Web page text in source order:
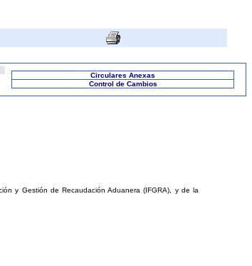
Circulares Anexas
Control de Cambios
y Gestión de Recaudación Aduanera (IFGRA), y de la